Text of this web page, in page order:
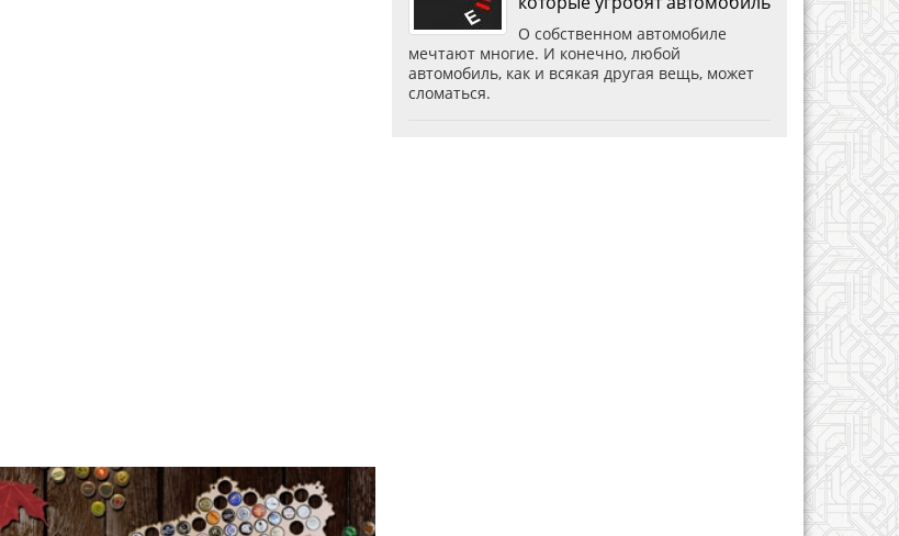
О собственном автомобиле
мечтают многие. И конечно, любой
автомобиль, как и всякая другая вещь, может
сломаться.